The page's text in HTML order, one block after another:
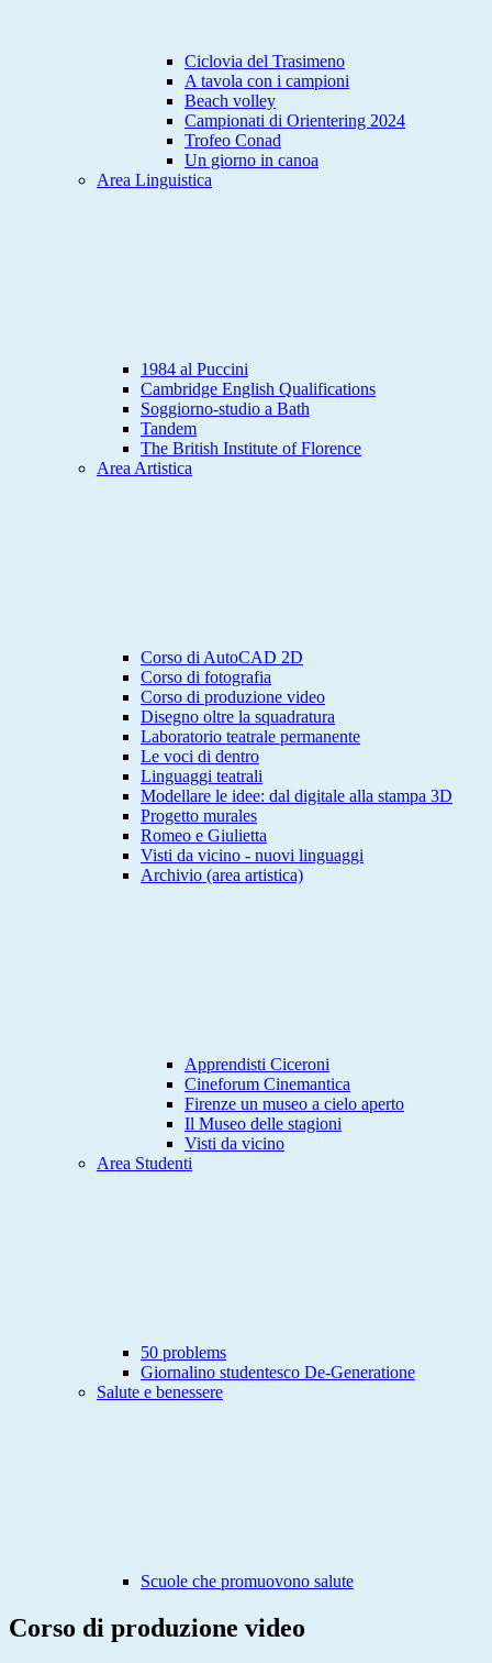
Ciclovia del Trasimeno
A tavola con i campioni
Beach volley
Campionati di Orientering 2024
Trofeo Conad
Un giorno in canoa
Area Linguistica
1984 al Puccini
Cambridge English Qualifications
Soggiorno-studio a Bath
Tandem
The British Institute of Florence
Area Artistica
Corso di AutoCAD 2D
Corso di fotografia
Corso di produzione video
Disegno oltre la squadratura
Laboratorio teatrale permanente
Le voci di dentro
Linguaggi teatrali
Modellare le idee: dal digitale alla stampa 3D
Progetto murales
Romeo e Giulietta
Visti da vicino - nuovi linguaggi
Archivio (area artistica)
Apprendisti Ciceroni
Cineforum Cinemantica
Firenze un museo a cielo aperto
Il Museo delle stagioni
Visti da vicino
Area Studenti
50 problems
Giornalino studentesco De-Generatione
Salute e benessere
Scuole che promuovono salute
Corso di produzione video